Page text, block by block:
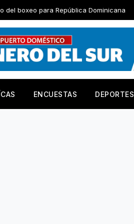
Dominicana Junior
ENCUESTAS DEPORTES